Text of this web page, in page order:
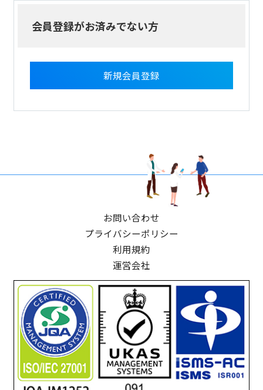
会員登録がお済みでない方
新規会員登録
お問い合わせ
プライバシーポリシー
利用規約
運営会社